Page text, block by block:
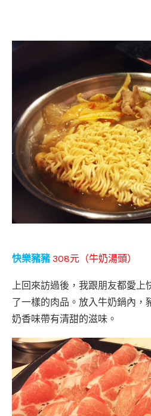
快樂豬豬 308元 （牛奶湯頭）
上回來訪過後，我跟朋友都愛
了一樣的肉品。放入牛奶鍋內，
奶香味帶有清甜的滋味。